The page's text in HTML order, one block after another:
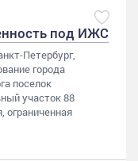
под ИЖС
Петербург,
города
поселок
участок 88
ограниченная